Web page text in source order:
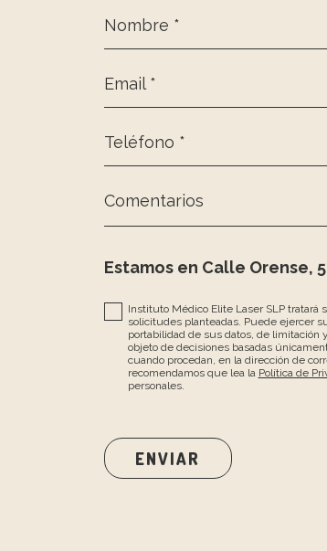
Nombre *
Email *
Teléfono *
Comentarios
Estamos en Calle Orense,
Instituto Médico Elite Laser SLP tratará
solicitudes planteadas. Puede ejercer
portabilidad de sus datos, de limitación
objeto de decisiones basadas
cuando procedan, en la dirección de
recomendamos que lea la Política de
personales.